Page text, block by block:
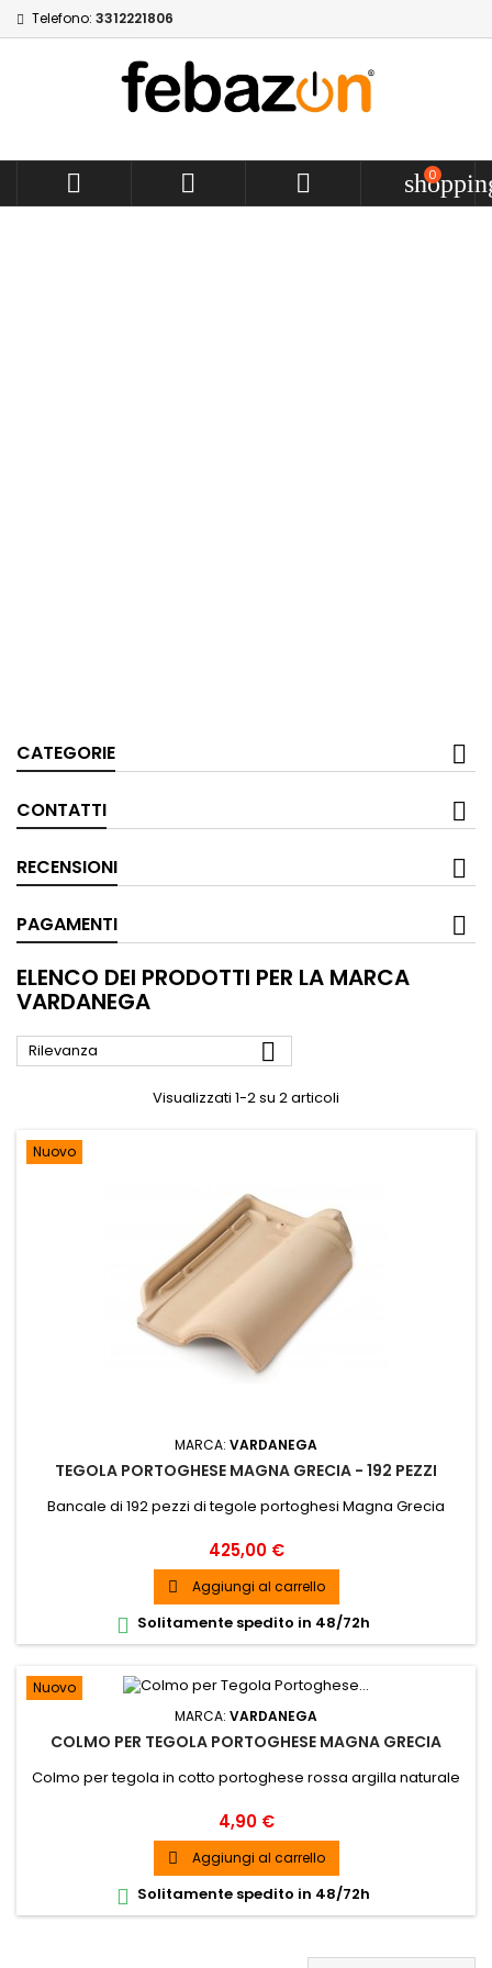
Telefono: 3312221806
   0
CATEGORIE
CONTATTI
RECENSIONI
PAGAMENTI
ELENCO DEI PRODOTTI PER LA MARCA
VARDANEGA
Rilevanza 
Visualizzati 1-2 su 2 articoli
Nuovo
MARCA: VARDANEGA
TEGOLA PORTOGHESE MAGNA GRECIA - 192 PEZZI
Bancale di 192 pezzi di tegole portoghesi Magna Grecia
Prezzo
425,00 €
 Aggiungi al carrello
 Solitamente spedito in 48/72h
Nuovo
MARCA: VARDANEGA
COLMO PER TEGOLA PORTOGHESE MAGNA GRECIA
Colmo per tegola in cotto portoghese rossa argilla naturale
Prezzo
4,90 €
 Aggiungi al carrello
 Solitamente spedito in 48/72h